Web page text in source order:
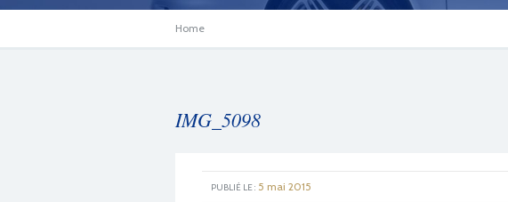
Home
IMG_5098
PUBLIÉ LE : 5 mai 2015